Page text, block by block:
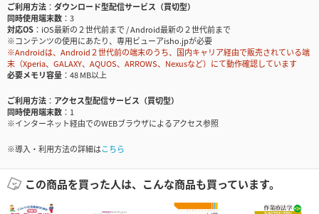
ご利用方法
ダウンロード型配信サービス（買切型）
同時使用端末数
3
対応OS
iOS最新の２世代前まで / Android最新の２世代前まで
※コンテンツの使用にあたり、専用ビューアisho.jpが必要
※Androidは、Android２世代前の端末のうち、国内キャリア経由で販売されている端
末（Xperia、GALAXY、AQUOS、ARROWS、Nexusなど）にて動作確認しています
必要メモリ容量
48 MB以上
ご利用方法
アクセス型配信サービス（買切型）
同時使用端末数
1
※インターネット経由でのWEBブラウザによるアクセス参照
※導入・利用方法の詳細はこちら
この商品を買った人は、こんな商品も買っています。